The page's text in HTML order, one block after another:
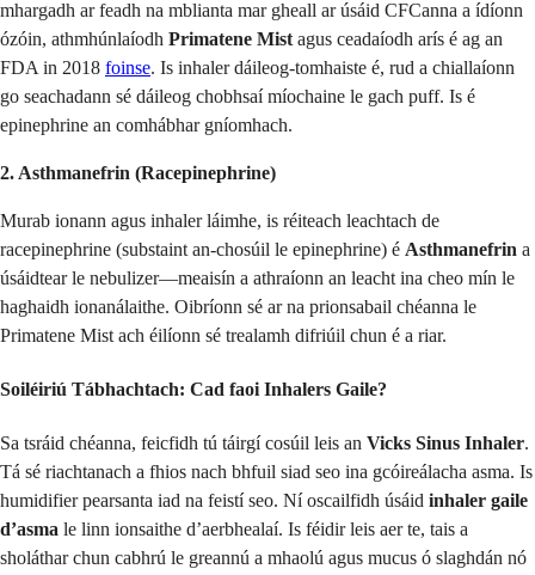
mhargadh ar feadh na mblianta mar gheall ar úsáid CFCanna a ídíonn
ózóin, athmhúnlaíodh Primatene Mist agus ceadaíodh arís é ag an
FDA in 2018 foinse. Is inhaler dáileog-tomhaiste é, rud a chiallaíonn
go seachadann sé dáileog chobhsaí míochaine le gach puff. Is é
epinephrine an comhábhar gníomhach.
2. Asthmanefrin (Racepinephrine)
Murab ionann agus inhaler láimhe, is réiteach leachtach de
racepinephrine (substaint an-chosúil le epinephrine) é Asthmanefrin a
úsáidtear le nebulizer—meaisín a athraíonn an leacht ina cheo mín le
haghaidh ionanálaithe. Oibríonn sé ar na prionsabail chéanna le
Primatene Mist ach éilíonn sé trealamh difriúil chun é a riar.
Soiléiriú Tábhachtach: Cad faoi Inhalers Gaile?
Sa tsráid chéanna, feicfidh tú táirgí cosúil leis an Vicks Sinus Inhaler.
Tá sé riachtanach a fhios nach bhfuil siad seo ina gcóireálacha asma. Is
humidifier pearsanta iad na feistí seo. Ní oscailfidh úsáid inhaler gaile
d’asma le linn ionsaithe d’aerbhealaí. Is féidir leis aer te, tais a
sholáthar chun cabhrú le greannú a mhaolú agus mucus ó slaghdán nó